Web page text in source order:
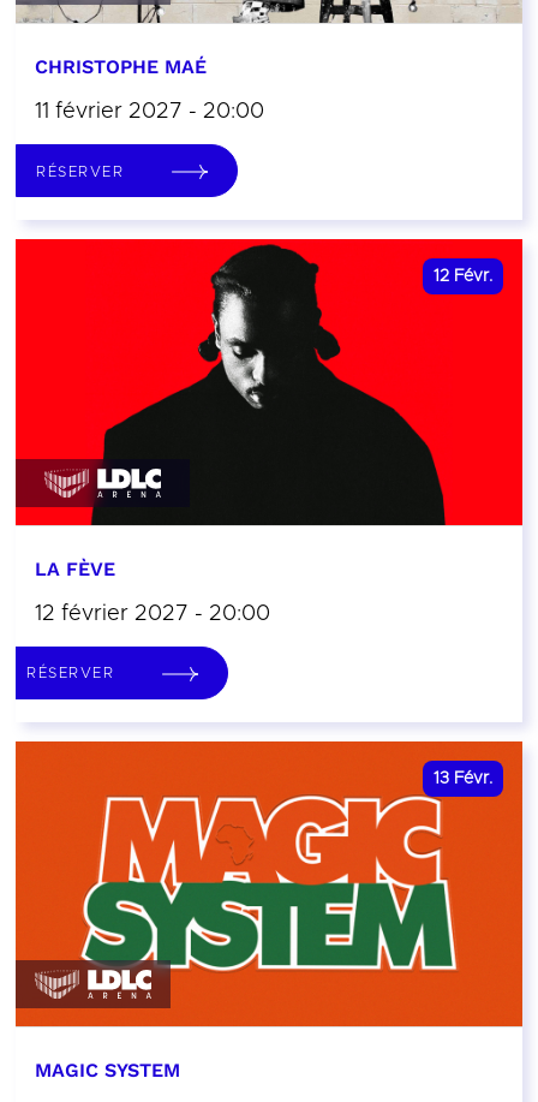
CHRISTOPHE MAÉ
11 février 2027 - 20:00
RÉSERVER
12 Févr.
LA FÈVE
12 février 2027 - 20:00
RÉSERVER
13 Févr.
MAGIC SYSTEM